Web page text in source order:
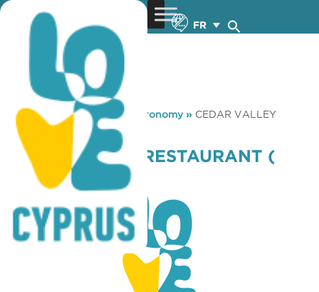
FR
You are here: Home »Gastronomy» CEDAR VALLEY
RESTAURANT ( PANAGIA )
CEDAR VALLEY RESTAURANT (
PANAGIA )